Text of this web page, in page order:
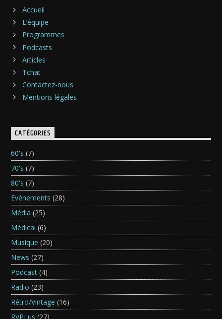
Accueil
L’équipe
Programmes
Podcasts
Articles
Tchat
Contactez-nous
Mentions légales
CATÉGORIES
60's (7)
70's (7)
80's (7)
Evénements (28)
Média (25)
Médical (6)
Musique (20)
News (27)
Podcast (4)
Radio (23)
Rétro/Vintage (16)
RVPLus (27)